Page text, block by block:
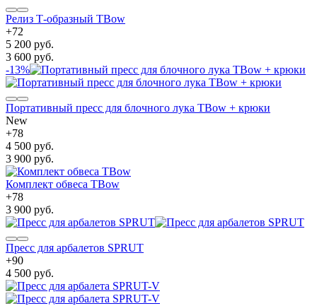
Релиз Т-образный TBow
+72
5 200 руб.
3 600 руб.
-13%
Портативный пресс для блочного лука TBow + крюки
New
+78
4 500 руб.
3 900 руб.
Комплект обвеса TBow
+78
3 900 руб.
Пресс для арбалетов SPRUT
+90
4 500 руб.